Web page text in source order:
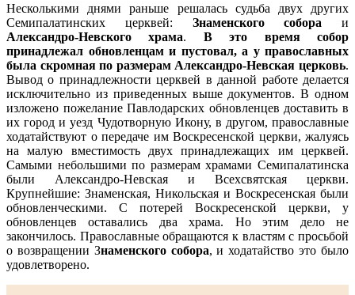
Несколькими днями раньше решалась судьба двух других
Семипалатинских церквей: Знаменского собора и
Александро-Невского храма. В это время собор
принадлежал обновленцам и пустовал, а у православных
была скромная по размерам Александро-Невская церковь.
Вывод о принадлежности церквей в данной работе делается
исключительно из приведенных выше документов. В одном
изложено пожелание Павлодарских обновленцев доставить в
их город и уезд Чудотворную Икону, в другом, православные
ходатайствуют о передаче им Воскресенской церкви, жалуясь
на малую вместимость двух принадлежащих им церквей.
Самыми небольшими по размерам храмами Семипалатинска
были Александро-Невская и Всехсвятская церкви.
Крупнейшие: Знаменская, Никольская и Воскресенская были
обновленческими. С потерей Воскресенской церкви, у
обновленцев оставались два храма. Но этим дело не
закончилось. Православные обращаются к властям с просьбой
о возвращении Знаменского собора, и ходатайство это было
удовлетворено.